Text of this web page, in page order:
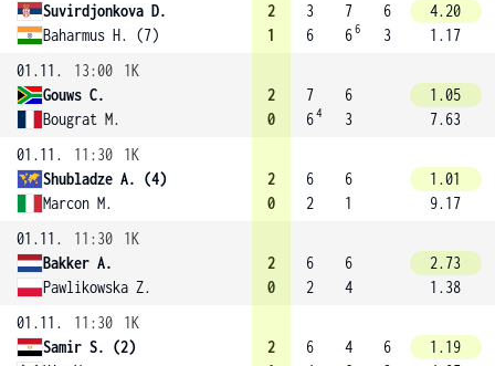
Suvirdjonkova D.
Baharmus H. (7)
2
1
3
6
7
66
6
3
4.20
1.17
01.11.
13:00
1K
Gouws C.
Bougrat M.
2
0
7
64
6
3
1.05
7.63
01.11.
11:30
1K
Shubladze A. (4)
Marcon M.
2
0
6
2
6
1
1.01
9.17
01.11.
11:30
1K
Bakker A.
Pawlikowska Z.
2
0
6
2
6
4
2.73
1.38
01.11.
11:30
1K
Samir S. (2)
2
6
4
6
1.19